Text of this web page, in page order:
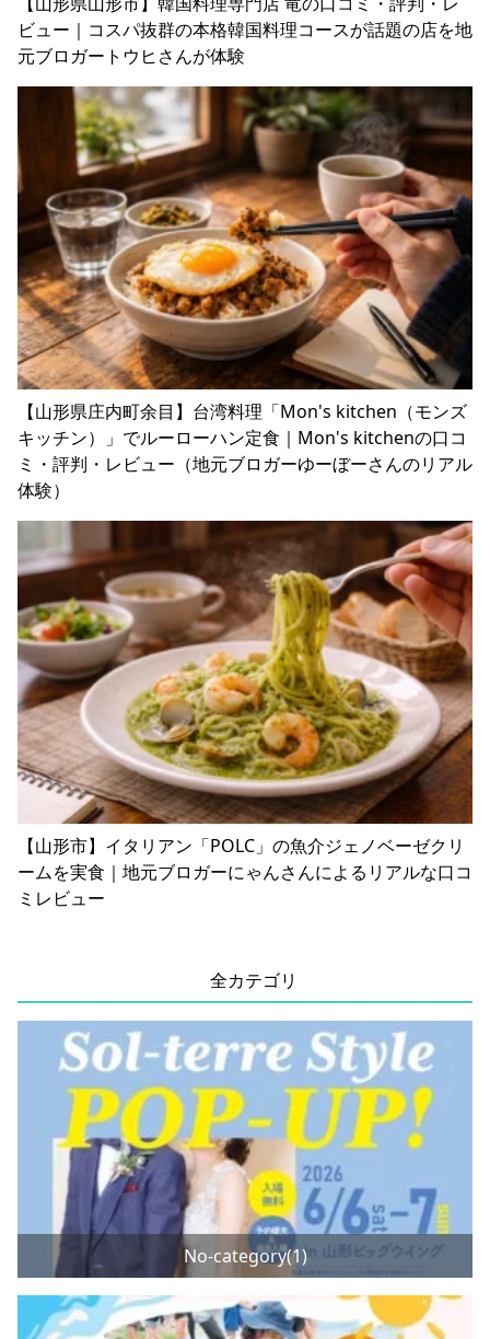
ビュー｜コスパ抜群の本格韓国料理コースが話題の店を地
元ブロガートウヒさんが体験
【山形県庄内町余目】台湾料理「Mon's kitchen（モンズ
キッチン）」でルーローハン定食｜Mon's kitchenの口コ
ミ・評判・レビュー（地元ブロガーゆーぼーさんのリアル
体験）
【山形市】イタリアン「POLC」の魚介ジェノベーゼクリ
ームを実食｜地元ブロガーにゃんさんによるリアルな口コ
ミレビュー
全カテゴリ
No-category(1)